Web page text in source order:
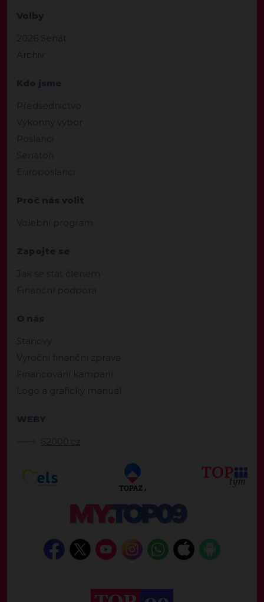
Volby
2026 Senát
Archiv
Kdo jsme
Předsednictvo
Výkonný výbor
Poslanci
Senátoři
Europoslanci
Proč nás volit
Volební program
Zapojte se
Jak se stát členem
Finanční podpora
O nás
Stanovy
Výroční finanční zpráva
Financování kampaní
Logo a grafický manuál
WEBY
62000.cz